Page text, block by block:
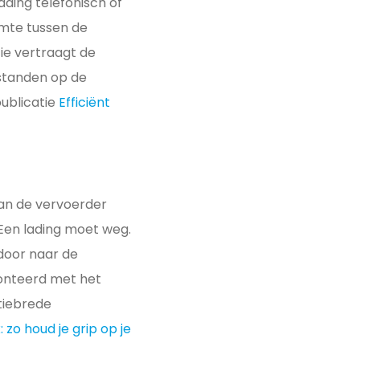
tussen de
vertraagt de
op de
Efficiënt
de vervoerder
lading moet weg.
naar de
met het
houd je grip op je